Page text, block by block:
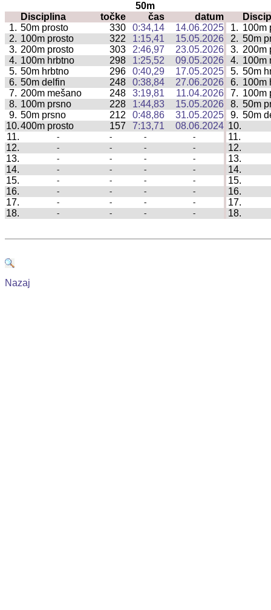
50m
Disciplina
točke čas datum
1. 50m prosto 330 0:34,14 14.06.2025 1. 100m
2. 100m prosto 322 1:15,41 15.05.2026 2. 50m
3. 200m prosto 303 2:46,97 23.05.2026 3. 200m
4. 100m hrbtno 298 1:25,52 09.05.2026 4. 100m
5. 50m hrbtno 296 0:40,29 17.05.2025 5. 50m
6. 50m delfin 248 0:38,84 27.06.2026 6. 100m
7. 200m mešano 248 3:19,81 11.04.2026 7. 100m
8. 100m prsno 228 1:44,83 15.05.2026 8. 50m
9. 50m prsno 212 0:48,86 31.05.2025 9. 50m
10.400m prosto 157 7:13,71 08.06.2024 10.
11.
- - - -
11.
12.
- - - -
12.
13.
- - - -
13.
14.
- - - -
14.
15.
- - - -
15.
16.
- - - -
16.
17.
- - - -
17.
18.
- - - - 18.
Nazaj